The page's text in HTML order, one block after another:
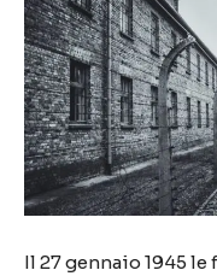
Il 27 gennaio 1945 le